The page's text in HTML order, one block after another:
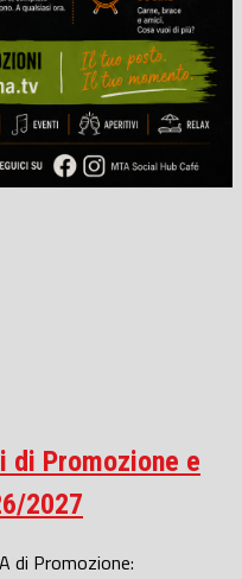
di Promozione e
2027
di Promozione: